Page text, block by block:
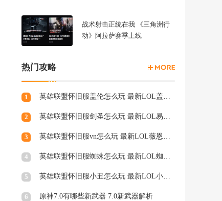
战术射击正统在我 《三角洲行
动》阿拉萨赛季上线
热门攻略
1 英雄联盟怀旧服盖伦怎么玩 最新LOL盖伦天赋符文
2 英雄联盟怀旧服剑圣怎么玩 最新LOL易天赋符文
3 英雄联盟怀旧服vn怎么玩 最新LOL薇恩天赋符文
4 英雄联盟怀旧服蜘蛛怎么玩 最新LOL蜘蛛天赋符文
5 英雄联盟怀旧服小丑怎么玩 最新LOL小丑天赋符文
6 原神7.0有哪些新武器 7.0新武器解析